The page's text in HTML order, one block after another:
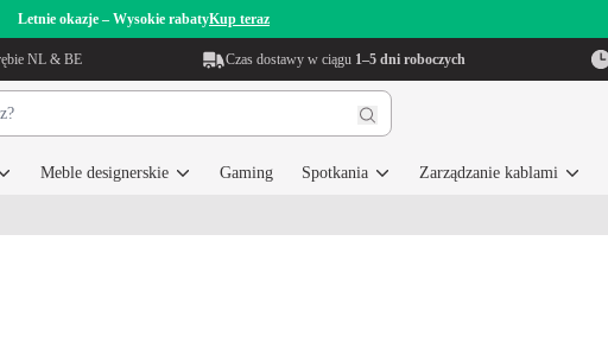
Letnie okazje – Wysokie rabatyKup teraz
NL & BE Czas dostawy w ciągu 1–5 dni roboczych
Meble designerskie Gaming Spotkania Zarządzanie kablami